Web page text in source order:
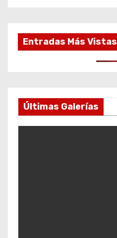
Entradas Más Vistas
Últimas Galerías